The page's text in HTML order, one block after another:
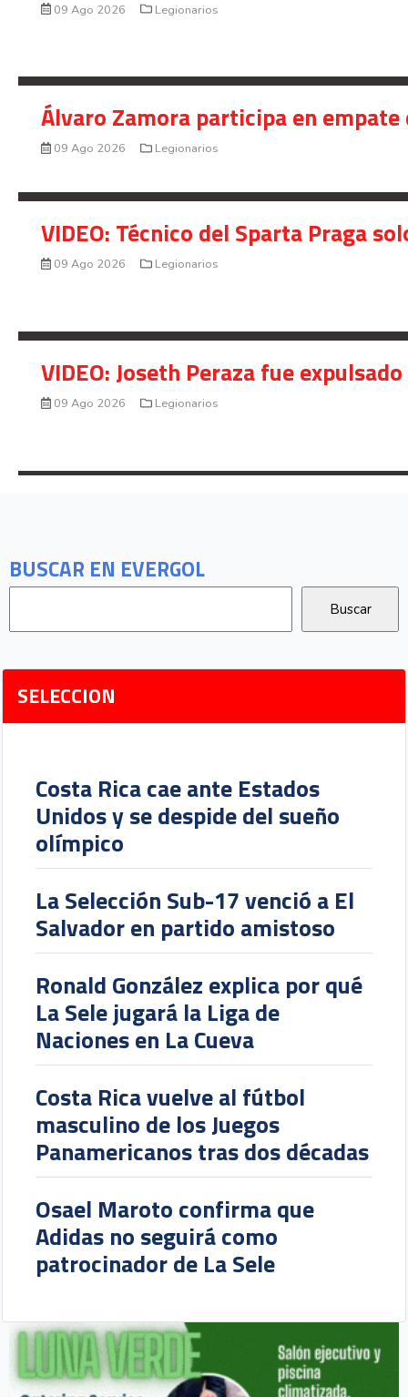
BUSCAR EN EVERGOL
SELECCION
Costa Rica cae ante Estados
Unidos y se despide del sueño
olímpico
La Selección Sub-17 venció a El
Salvador en partido amistoso
Ronald González explica por qué
La Sele jugará la Liga de
Naciones en La Cueva
Costa Rica vuelve al fútbol
masculino de los Juegos
Panamericanos tras dos décadas
Osael Maroto confirma que
Adidas no seguirá como
patrocinador de La Sele
09 Ago 2026 Legionarios
Álvaro Zamora participa en
09 Ago 2026 Legionarios
VIDEO: Técnico del Sparta Praga
09 Ago 2026 Legionarios
VIDEO: Joseth Peraza fue
09 Ago 2026 Legionarios